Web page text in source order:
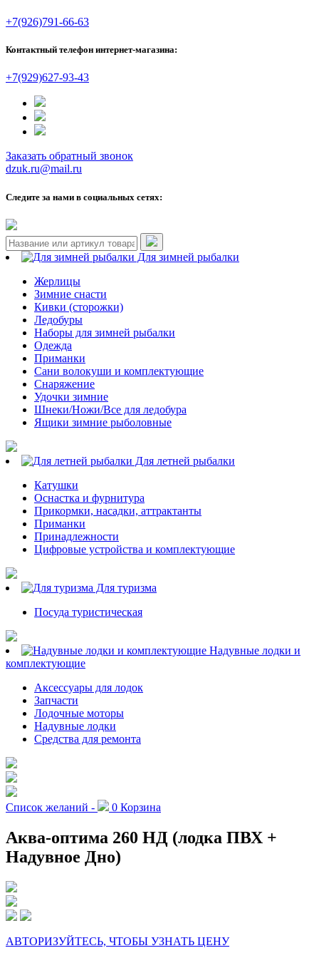
+7(926)791-66-63
Контактный телефон интернет-магазина:
+7(929)627-93-43
Заказать обратный звонок
dzuk.ru@mail.ru
Следите за нами в социальных сетях:
Для зимней рыбалки
Жерлицы
Зимние снасти
Кивки (сторожки)
Ледобуры
Наборы для зимней рыбалки
Одежда
Приманки
Сани волокуши и комплектующие
Снаряжение
Удочки зимние
Шнеки/Ножи/Все для ледобура
Ящики зимние рыболовные
Для летней рыбалки
Катушки
Оснастка и фурнитура
Прикормки, насадки, аттрактанты
Приманки
Принадлежности
Цифровые устройства и комплектующие
Для туризма
Посуда туристическая
Надувные лодки и
комплектующие
Аксессуары для лодок
Запчасти
Лодочные моторы
Надувные лодки
Средства для ремонта
Список желаний - 0 Корзина
Аква-оптима 260 НД (лодка ПВХ +
Надувное Дно)
АВТОРИЗУЙТЕСЬ, ЧТОБЫ УЗНАТЬ ЦЕНУ